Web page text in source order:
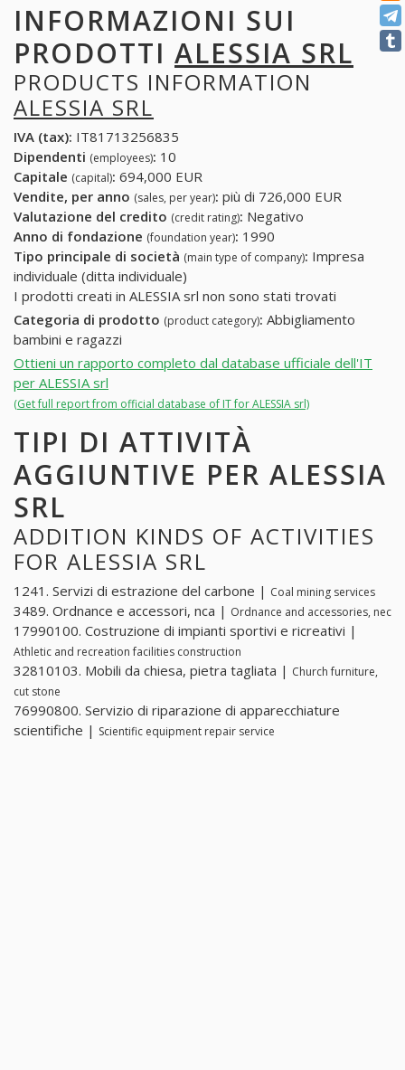
INFORMAZIONI SUI
PRODOTTI ALESSIA SRL
PRODUCTS INFORMATION
ALESSIA SRL
IVA (tax): IT81713256835
Dipendenti (employees): 10
Capitale (capital): 694,000 EUR
Vendite, per anno (sales, per year): più di 726,000 EUR
Valutazione del credito (credit rating): Negativo
Anno di fondazione (foundation year): 1990
Tipo principale di società (main type of company): Impresa
individuale (ditta individuale)
I prodotti creati in ALESSIA srl non sono stati trovati
Categoria di prodotto (product category): Abbigliamento
bambini e ragazzi
Ottieni un rapporto completo dal database ufficiale dell'IT
per ALESSIA srl
(Get full report from official database of IT for ALESSIA srl)
TIPI DI ATTIVITÀ
AGGIUNTIVE PER ALESSIA
SRL
ADDITION KINDS OF ACTIVITIES
FOR ALESSIA SRL
1241. Servizi di estrazione del carbone | Coal mining services
3489. Ordnance e accessori, nca | Ordnance and accessories, nec
17990100. Costruzione di impianti sportivi e ricreativi |
Athletic and recreation facilities construction
32810103. Mobili da chiesa, pietra tagliata | Church furniture,
cut stone
76990800. Servizio di riparazione di apparecchiature
scientifiche | Scientific equipment repair service